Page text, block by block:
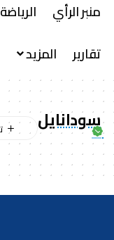
منبر الرأي الرياضة
تقارير المزيد
سودانايل